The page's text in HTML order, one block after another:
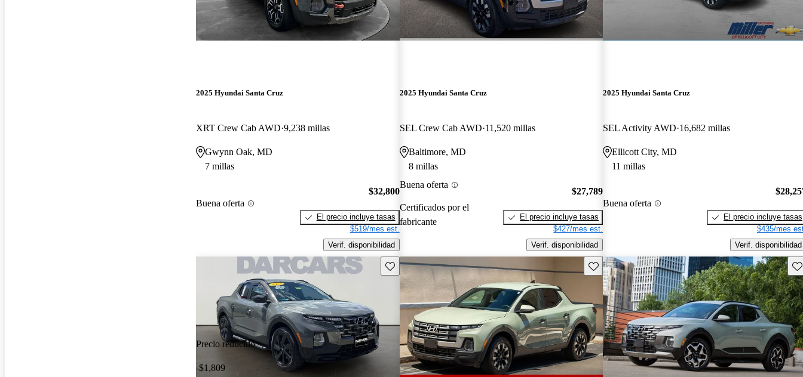
2025 Hyundai Santa Cruz
XRT Crew Cab AWD 9,238 millas
Gwynn Oak, MD
7 millas
Buena oferta
$32,800
El precio incluye tasas
$519/mes est.
Verif. disponibilidad
2025 Hyundai Santa Cruz
SEL Crew Cab AWD 11,520 millas
Baltimore, MD
8 millas
Buena oferta
Certificados por el
fabricante
$27,789
El precio incluye tasas
$427/mes est.
Verif. disponibilidad
2025 Hyundai Santa Cruz
SEL Activity AWD 16,682 millas
Ellicott City, MD
11 millas
Buena oferta
El precio incluye tasas
$435/mes
Verif. disponibilidad
Precio reducido
-$1,809
Guarda este Aviso Guarda este Aviso